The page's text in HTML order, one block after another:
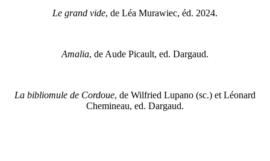
Le grand vide, de Léa Murawiec, éd. 2024.
Amalia, de Aude Picault, ed. Dargaud.
La bibliomule de Cordoue, de Wilfried Lupano (sc.) et Léonard
Chemineau, ed. Dargaud.